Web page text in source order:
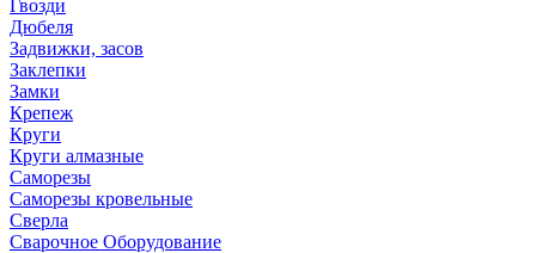
Гвозди
Дюбеля
Задвижки, засов
Заклепки
Замки
Крепеж
Круги
Круги алмазные
Саморезы
Саморезы кровельные
Сверла
Сварочное Оборудование